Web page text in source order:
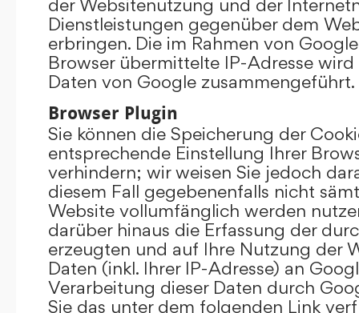
der Websitenutzung und der
Dienstleistungen gegenüber dem
erbringen. Die im Rahmen von
Browser übermittelte IP-Adresse
Daten von Google zusammengeführt.
Browser Plugin
Sie können die Speicherung der
entsprechende Einstellung Ihrer
verhindern; wir weisen Sie jedoch
diesem Fall gegebenenfalls nicht
Website vollumfänglich werden
darüber hinaus die Erfassung der
erzeugten und auf Ihre Nutzung der
Daten (inkl. Ihrer IP-Adresse) an
Verarbeitung dieser Daten durch
Sie das unter dem folgenden Link